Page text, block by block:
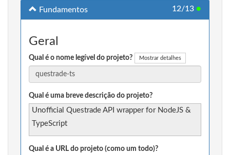
Fundamentos 12/13 ●
Geral
Qual é o nome legível do projeto? Mostrar detalhes
Qual é uma breve descrição do projeto?
Unofficial Questrade API wrapper for NodeJS &
TypeScript
Qual é a URL do projeto (como um todo)?